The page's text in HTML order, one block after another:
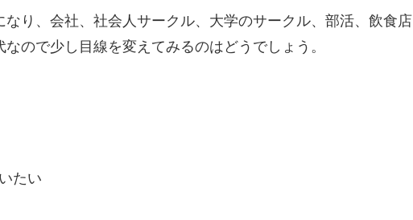
なり、会社、社会人サークル、大学のサークル、部活、飲食店
ので少し目線を変えてみるのはどうでしょう。
たい